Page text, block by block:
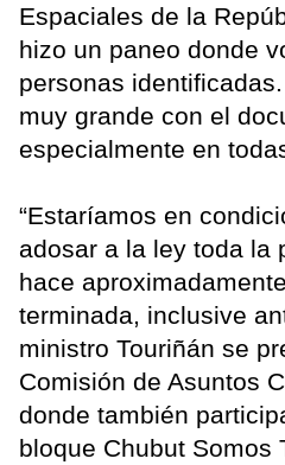
Espaciales de la
hizo un paneo donde
personas
muy grande con el
especialmente en
“Estaríamos en
adosar a la ley toda la
hace
terminada, inclusive
ministro Touriñán se
Comisión de Asuntos
donde también
bloque Chubut Somos